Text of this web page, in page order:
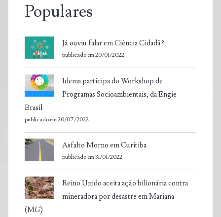
Populares
Já ouviu falar em Ciência Cidadã?
publicado em 20/01/2022
Idema participa do Workshop de
Programas Socioambientais, da Engie
Brasil
publicado em 20/07/2022
Asfalto Morno em Curitiba
publicado em 31/01/2022
Reino Unido aceita ação bilionária contra
mineradora por desastre em Mariana
(MG)